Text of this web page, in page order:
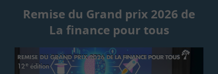
Remise du Grand prix 2026 de
La finance pour tous